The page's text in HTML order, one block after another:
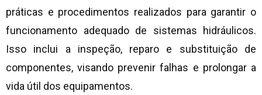
práticas e procedimentos realizados para garantir o
funcionamento adequado de sistemas hidráulicos.
Isso inclui a inspeção, reparo e substituição de
componentes, visando prevenir falhas e prolongar a
vida útil dos equipamentos.